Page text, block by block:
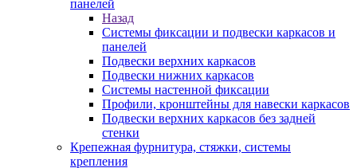
панелей
Назад
Системы фиксации и подвески каркасов и
панелей
Подвески верхних каркасов
Подвески нижних каркасов
Системы настенной фиксации
Профили, кронштейны для навески каркасов
Подвески верхних каркасов без задней
стенки
Крепежная фурнитура, стяжки, системы
крепления